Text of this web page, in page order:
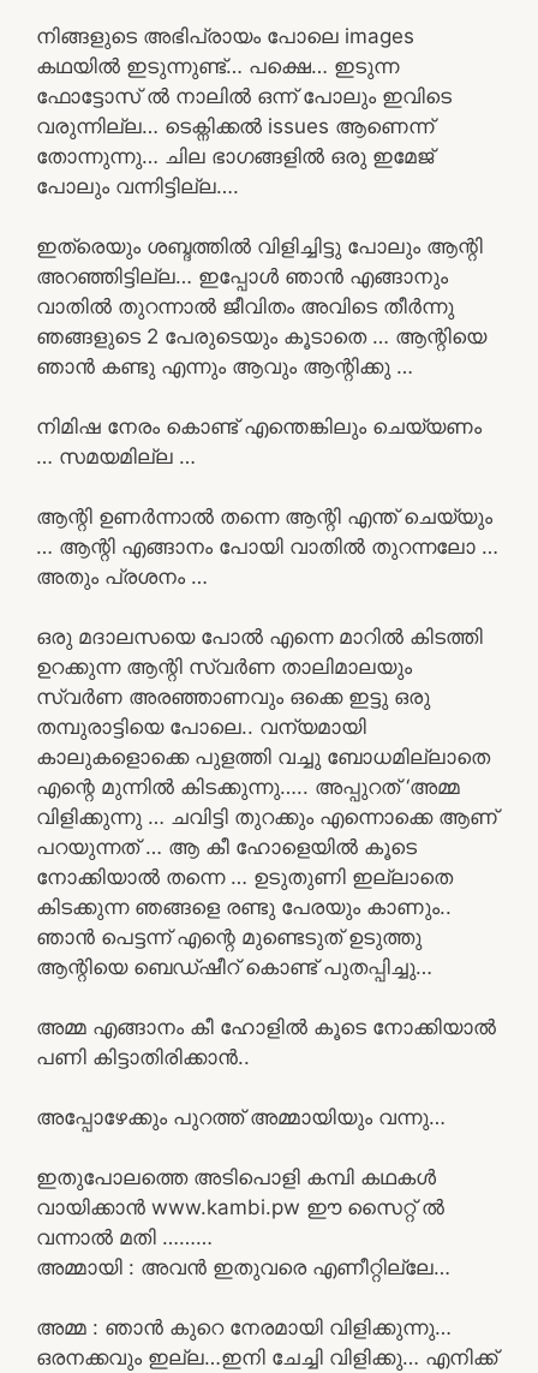
നിങ്ങളുടെ അഭിപ്രായം പോലെ images
കഥയിൽ ഇടുന്നുണ്ട്… പക്ഷെ… ഇടുന്ന
ഫോട്ടോസ് ൽ നാലിൽ ഒന്ന് പോലും ഇവിടെ
വരുന്നില്ല… ടെക്നിക്കൽ issues ആണെന്ന്
തോന്നുന്നു… ചില ഭാഗങ്ങളിൽ ഒരു ഇമേജ്
പോലും വന്നിട്ടില്ല….
ഇത്രെയും ശബ്ദത്തിൽ വിളിച്ചിട്ടു പോലും ആന്റി
അറഞ്ഞിട്ടില്ല… ഇപ്പോൾ ഞാൻ എങ്ങാനും
വാതിൽ തുറന്നാൽ ജീവിതം അവിടെ തീർന്നു
ഞങ്ങളുടെ 2 പേരുടെയും കൂടാതെ … ആന്റിയെ
ഞാൻ കണ്ടു എന്നും ആവും ആന്റിക്കു …
നിമിഷ നേരം കൊണ്ട് എന്തെങ്കിലും ചെയ്യണം
… സമയമില്ല …
ആന്റി ഉണർന്നാൽ തന്നെ ആന്റി എന്ത് ചെയ്യും
… ആന്റി എങ്ങാനം പോയി വാതിൽ തുറന്നലോ …
അതും പ്രശനം …
ഒരു മദാലസയെ പോൽ എന്നെ മാറിൽ കിടത്തി
ഉറക്കുന്ന ആന്റി സ്വർണ താലിമാലയും
സ്വർണ അരഞ്ഞാണവും ഒക്കെ ഇട്ടു ഒരു
തമ്പുരാട്ടിയെ പോലെ.. വന്യമായി
കാലുകളൊക്കെ പുളത്തി വച്ചു ബോധമില്ലാതെ
എന്റെ മുന്നിൽ കിടക്കുന്നു….. അപ്പുറത് ‘അമ്മ
വിളിക്കുന്നു … ചവിട്ടി തുറക്കും എന്നൊക്കെ ആണ്
പറയുന്നത് … ആ കീ ഹോളെയിൽ കൂടെ
നോക്കിയാൽ തന്നെ … ഉടുതുണി ഇല്ലാതെ
കിടക്കുന്ന ഞങ്ങളെ രണ്ടു പേരയും കാണും..
ഞാൻ പെട്ടന്ന് എന്റെ മുണ്ടെടുത് ഉടുത്തു
ആന്റിയെ ബെഡ്ഷീറ് കൊണ്ട് പുതപ്പിച്ചു…
അമ്മ എങ്ങാനം കീ ഹോളിൽ കൂടെ നോക്കിയാൽ
പണി കിട്ടാതിരിക്കാൻ..
അപ്പോഴേക്കും പുറത്ത് അമ്മായിയും വന്നു…
ഇതുപോലത്തെ അടിപൊളി കമ്പി കഥകൾ
വായിക്കാൻ www.kambi.pw ഈ സൈറ്റ് ൽ
വന്നാൽ മതി ………
അമ്മായി : അവൻ ഇതുവരെ എണീറ്റില്ലേ…
അമ്മ : ഞാൻ കുറെ നേരമായി വിളിക്കുന്നു…
ഒരനക്കവും ഇല്ല…ഇനി ചേച്ചി വിളിക്കു… എനിക്ക്